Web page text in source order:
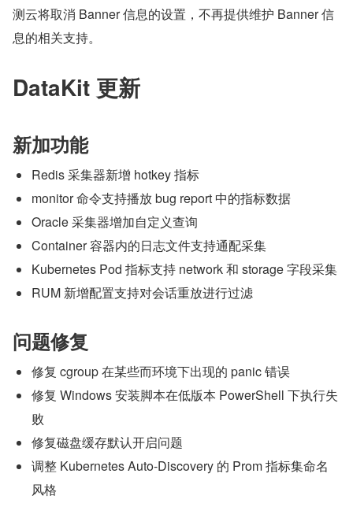
测云将取消 Banner 信息的设置，不再提供维护 Banner 信
息的相关支持。
DataKit 更新
新加功能
Redis 采集器新增 hotkey 指标
monitor 命令支持播放 bug report 中的指标数据
Oracle 采集器增加自定义查询
Container 容器内的日志文件支持通配采集
Kubernetes Pod 指标支持 network 和 storage 字段采集
RUM 新增配置支持对会话重放进行过滤
问题修复
修复 cgroup 在某些而环境下出现的 panic 错误
修复 Windows 安装脚本在低版本 PowerShell 下执行失
败
修复磁盘缓存默认开启问题
调整 Kubernetes Auto-Discovery 的 Prom 指标集命名
风格